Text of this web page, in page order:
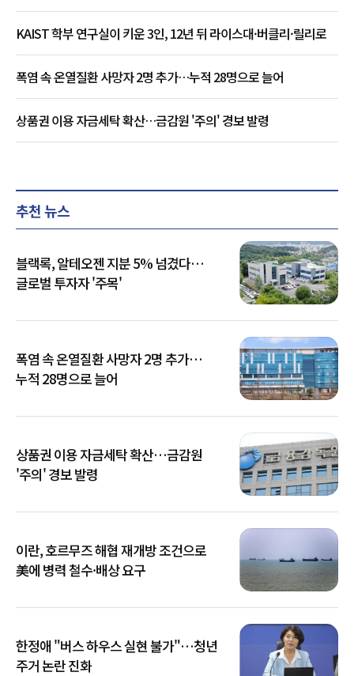
KAIST 학부 연구실이 키운 3인, 12년 뒤 라이스대·버클리·릴리로
폭염 속 온열질환 사망자 2명 추가…누적 28명으로 늘어
상품권 이용 자금세탁 확산…금감원 '주의' 경보 발령
추천 뉴스
블랙록, 알테오젠 지분 5% 넘겼다…
글로벌 투자자 '주목'
폭염 속 온열질환 사망자 2명 추가…
누적 28명으로 늘어
상품권 이용 자금세탁 확산…금감원
'주의' 경보 발령
이란, 호르무즈 해협 재개방 조건으로
美에 병력 철수·배상 요구
한정애 "버스 하우스 실현 불가"…청년
주거 논란 진화